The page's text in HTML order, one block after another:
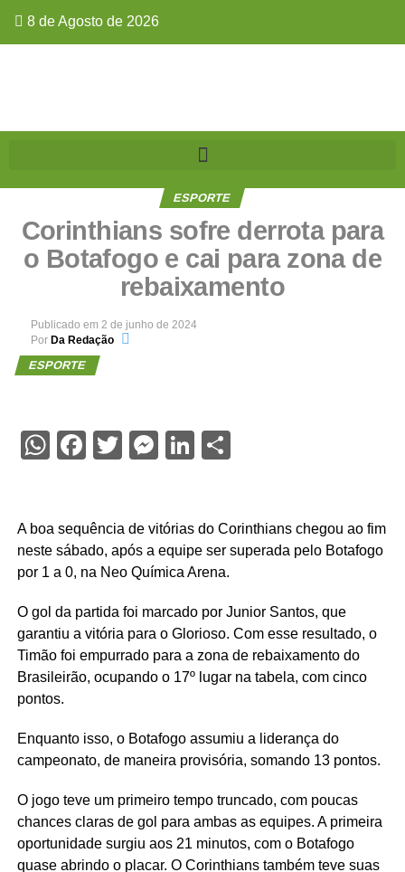
8 de Agosto de 2026
ESPORTE
Corinthians sofre derrota para
o Botafogo e cai para zona de
rebaixamento
Publicado em 2 de junho de 2024
Por Da Redação
ESPORTE
WhatsApp
Facebook
Twitter
Messenger
LinkedIn
Share
A boa sequência de vitórias do Corinthians chegou ao fim
neste sábado, após a equipe ser superada pelo Botafogo
por 1 a 0, na Neo Química Arena.
O gol da partida foi marcado por Junior Santos, que
garantiu a vitória para o Glorioso. Com esse resultado, o
Timão foi empurrado para a zona de rebaixamento do
Brasileirão, ocupando o 17º lugar na tabela, com cinco
pontos.
Enquanto isso, o Botafogo assumiu a liderança do
campeonato, de maneira provisória, somando 13 pontos.
O jogo teve um primeiro tempo truncado, com poucas
chances claras de gol para ambas as equipes. A primeira
oportunidade surgiu aos 21 minutos, com o Botafogo
quase abrindo o placar. O Corinthians também teve suas